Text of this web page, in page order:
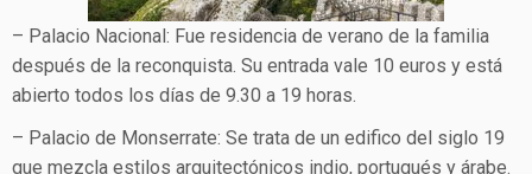
– Palacio Nacional: Fue residencia de verano de la familia
después de la reconquista. Su entrada vale 10 euros y está
abierto todos los días de 9.30 a 19 horas.
– Palacio de Monserrate: Se trata de un edifico del siglo 19
que mezcla estilos arquitectónicos indio, portugués y árabe.